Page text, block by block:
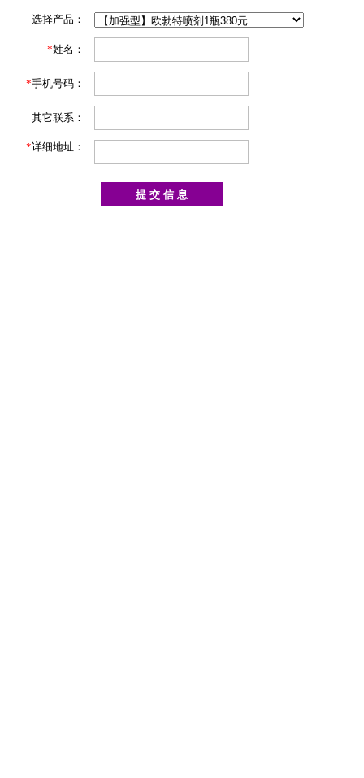
选择产品：
*姓名：
*手机号码：
其它联系：
*详细地址：